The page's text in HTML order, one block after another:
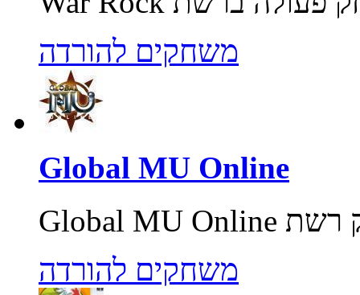
משחקים להורדה
Global MU Online
משחקים להורדה